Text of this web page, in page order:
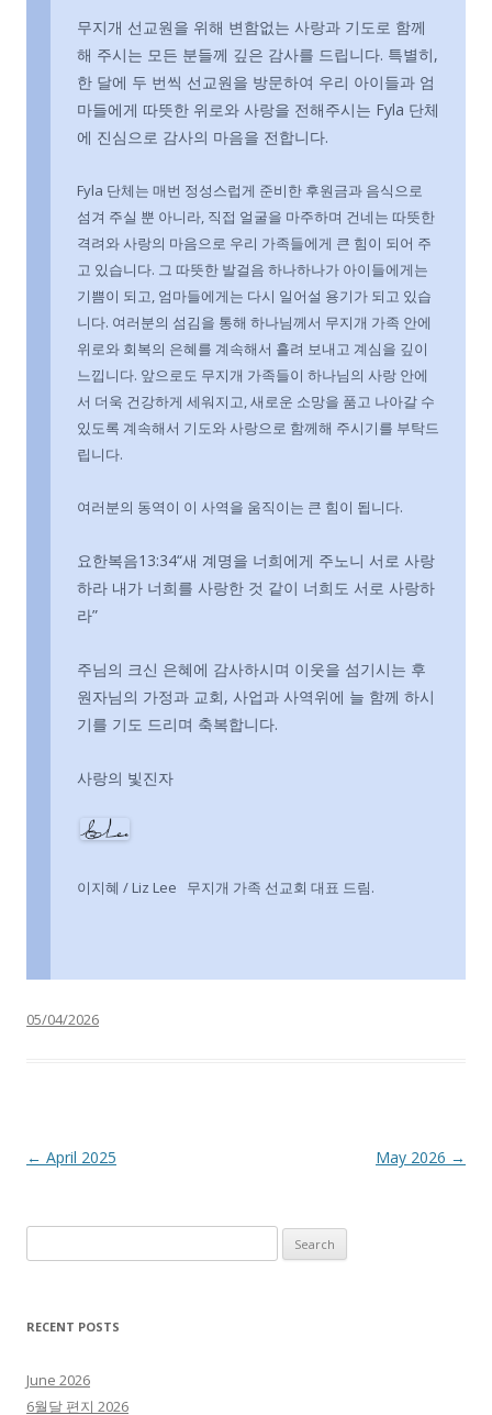
무지개 선교원을 위해 변함없는 사랑과 기도로 함께
해 주시는 모든 분들께 깊은 감사를 드립니다. 특별히,
한 달에 두 번씩 선교원을 방문하여 우리 아이들과 엄
마들에게 따뜻한 위로와 사랑을 전해주시는 Fyla 단체
에 진심으로 감사의 마음을 전합니다.
Fyla 단체는 매번 정성스럽게 준비한 후원금과 음식으로
섬겨 주실 뿐 아니라, 직접 얼굴을 마주하며 건네는 따뜻한
격려와 사랑의 마음으로 우리 가족들에게 큰 힘이 되어 주
고 있습니다. 그 따뜻한 발걸음 하나하나가 아이들에게는
기쁨이 되고, 엄마들에게는 다시 일어설 용기가 되고 있습
니다. 여러분의 섬김을 통해 하나님께서 무지개 가족 안에
위로와 회복의 은혜를 계속해서 흘려 보내고 계심을 깊이
느낍니다. 앞으로도 무지개 가족들이 하나님의 사랑 안에
서 더욱 건강하게 세워지고, 새로운 소망을 품고 나아갈 수
있도록 계속해서 기도와 사랑으로 함께해 주시기를 부탁드
립니다.
여러분의 동역이 이 사역을 움직이는 큰 힘이 됩니다.
요한복음13:34“새 계명을 너희에게 주노니 서로 사랑
하라 내가 너희를 사랑한 것 같이 너희도 서로 사랑하
라”
주님의 크신 은혜에 감사하시며 이웃을 섬기시는 후
원자님의 가정과 교회, 사업과 사역위에 늘 함께 하시
기를 기도 드리며 축복합니다.
사랑의 빛진자
이지혜 / Liz Lee 무지개 가족 선교회 대표 드림.
05/04/2026
Post navigation
← April 2025 May 2026 →
RECENT POSTS
June 2026
6월달 편지 2026